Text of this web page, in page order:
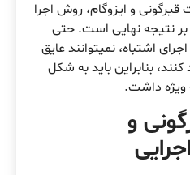
قیرگونی و ایزوگام، روش اجرا
بر نتیجه نهایی است. حتی
اشتباه، نمیتوانند عایق
بنابراین باید به شکل
ویژه داشت.
و